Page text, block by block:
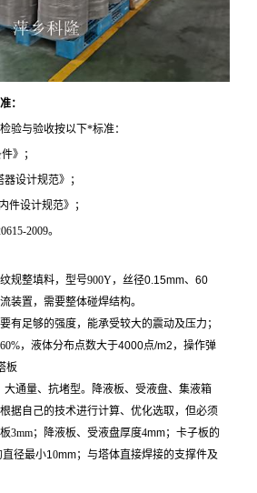
：
验与验收按以下*标准：
》；
器设计规范》；
件设计规范》；
2009。
规整填料，型号900Y，丝径0.15mm、 60
装置，需要整体碰焊结构。
有足够的强度，能承受较大的震动及压力；
60%，液体分布点数大于4000点/m2 ，操作弹
板
通量、抗堵型。
降液板、受液盘、集液箱
据自己的技术进行计算、优化选取，但必须
3mm； 降液板、受液盘厚度4mm；卡子板的
直径最小10mm；与塔体直接焊接的支撑件及